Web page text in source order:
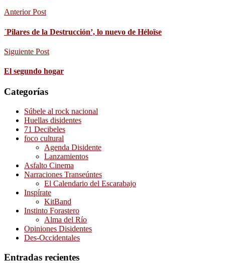
Anterior Post
´Pilares de la Destrucción’, lo nuevo de Héloïse
Siguiente Post
El segundo hogar
Categorías
Súbele al rock nacional
Huellas disidentes
71 Decibeles
foco cultural
Agenda Disidente
Lanzamientos
Asfalto Cinema
Narraciones Transeúntes
El Calendario del Escarabajo
Inspírate
KitBand
Instinto Forastero
Alma del Río
Opiniones Disidentes
Des-Occidentales
Entradas recientes